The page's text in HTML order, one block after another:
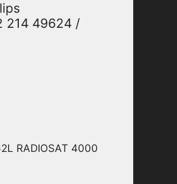
214 49624 /
RADIOSAT 4000